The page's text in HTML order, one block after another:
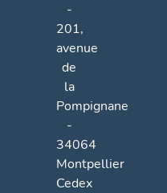
-
201,
avenue
de
la
Pompignane
-
34064
Montpellier
Cedex